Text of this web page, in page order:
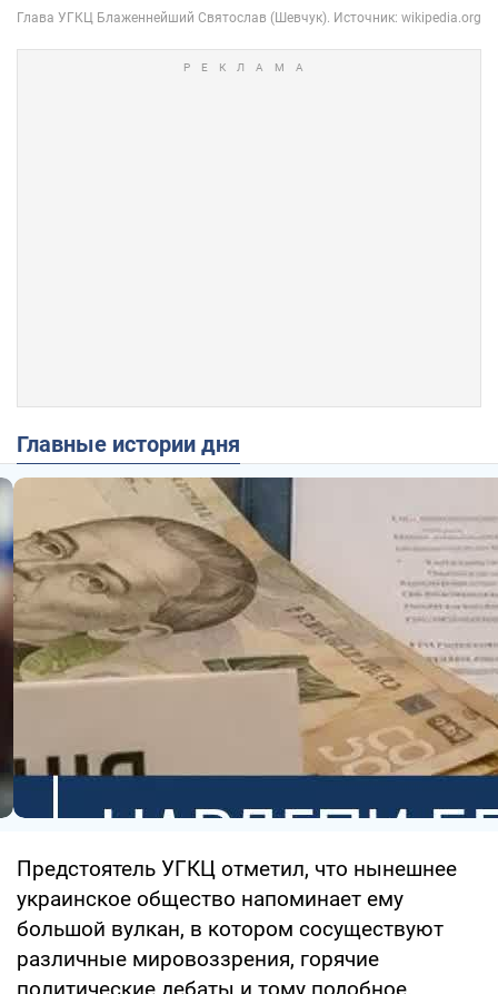
Главные истории дня
Предстоятель УГКЦ отметил, что нынешнее
украинское общество напоминает ему
большой вулкан, в котором сосуществуют
различные мировоззрения, горячие
политические дебаты и тому подобное.